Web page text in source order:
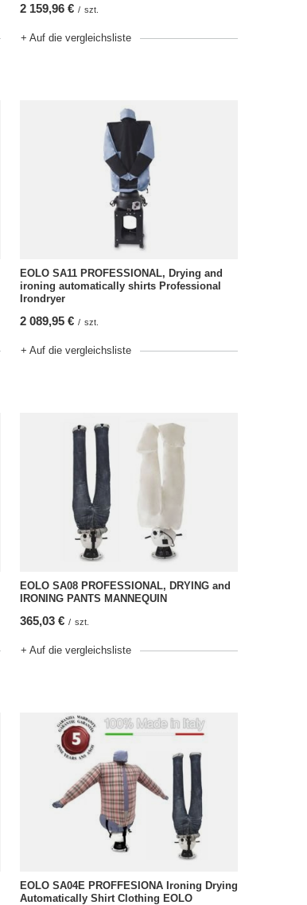
2 159,96 € / szt.
+ Auf die vergleichsliste
EOLO SA11 PROFESSIONAL, Drying and
ironing automatically shirts Professional
Irondryer
2 089,95 € / szt.
+ Auf die vergleichsliste
EOLO SA08 PROFESSIONAL, DRYING and
IRONING PANTS MANNEQUIN
365,03 € / szt.
+ Auf die vergleichsliste
EOLO SA04E PROFFESIONA Ironing Drying
Automatically Shirt Clothing EOLO